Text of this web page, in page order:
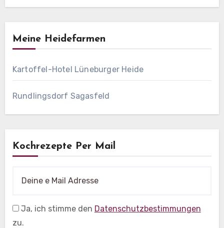
Meine Heidefarmen
Kartoffel-Hotel Lüneburger Heide
Rundlingsdorf Sagasfeld
Kochrezepte Per Mail
Ja, ich stimme den Datenschutzbestimmungen
zu.